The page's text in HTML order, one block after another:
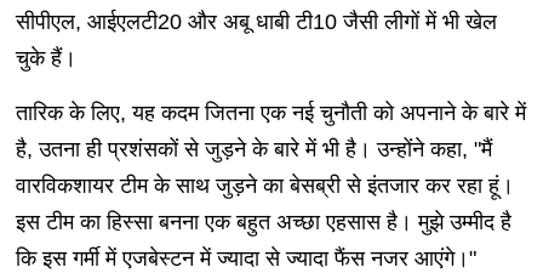
सीपीएल, आईएलटी20 और अबू धाबी टी10 जैसी लीगों में भी खेल
चुके हैं।
तारिक के लिए, यह कदम जितना एक नई चुनौती को अपनाने के बारे में
है, उतना ही प्रशंसकों से जुड़ने के बारे में भी है। उन्होंने कहा, "मैं
वारविकशायर टीम के साथ जुड़ने का बेसब्री से इंतजार कर रहा हूं।
इस टीम का हिस्सा बनना एक बहुत अच्छा एहसास है। मुझे उम्मीद है
कि इस गर्मी में एजबेस्टन में ज्यादा से ज्यादा फैंस नजर आएंगे।"